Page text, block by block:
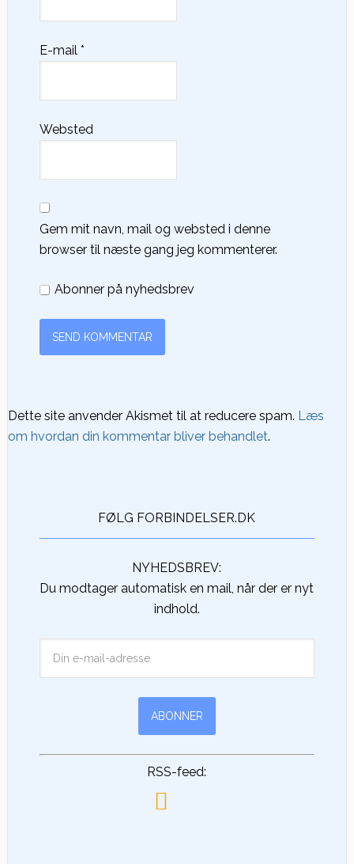
E-mail *
Websted
Gem mit navn, mail og websted i denne
browser til næste gang jeg kommenterer.
Abonner på nyhedsbrev
Dette site anvender Akismet til at reducere spam. Læs
om hvordan din kommentar bliver behandlet.
FØLG FORBINDELSER.DK
NYHEDSBREV:
Du modtager automatisk en mail, når der er nyt
indhold.
RSS-feed: